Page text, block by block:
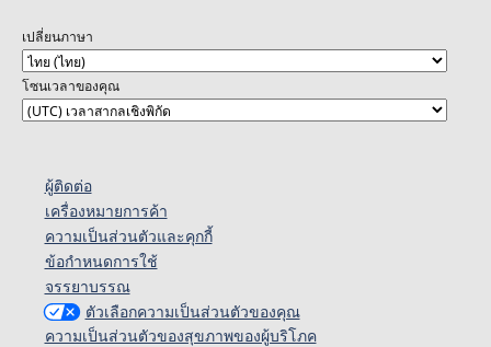
เปลี่ยนภาษา
โซนเวลาของคุณ
ผู้ติดต่อ
เครื่องหมายการค้า
ความเป็นส่วนตัวและคุกกี้
ข้อกำหนดการใช้
จรรยาบรรณ
ตัวเลือกความเป็นส่วนตัวของคุณ
ความเป็นส่วนตัวของสุขภาพของผู้บริโภค